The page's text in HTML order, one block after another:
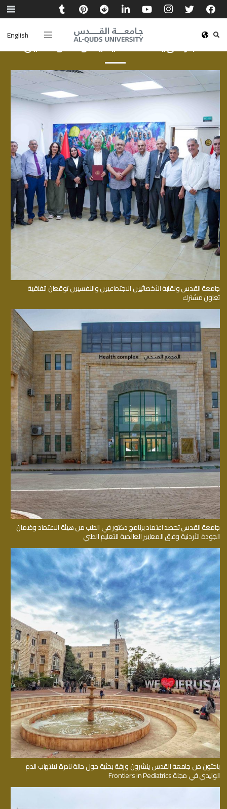
Englishأخبار الهيئة الأكاديمية والموظفين
جامعة القدس ونقابة الأخصائيين الاجتماعيين والنفسيين توقعان اتفاقية
تعاون مشترك
جامعة القدس تحصد اعتماد برنامج دكتور في الطب من هيئة الاعتماد وضمان
الجودة الأردنية وفق المعايير العالمية للتعليم الطبي
باحثون من جامعة القدس ينشرون ورقة بحثية حول حالة نادرة لالتهاب الدم
الوليدي في مجلة Frontiers in Pediatrics